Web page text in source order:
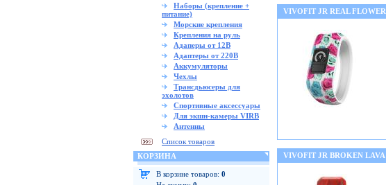
Наборы (крепление +
питание)
Морские крепления
Крепления на руль
Адаперы от 12В
Адаптеры от 220В
Аккумуляторы
Чехлы
Трансдьюсеры для
эхолотов
Спортивные аксессуары
Для экшн-камеры VIRB
Антенны
Список товаров
КОРЗИНА
В корзине товаров: 0
VIVOFIT JR REAL FLOWER
VIVOFIT JR BROKEN LAVA